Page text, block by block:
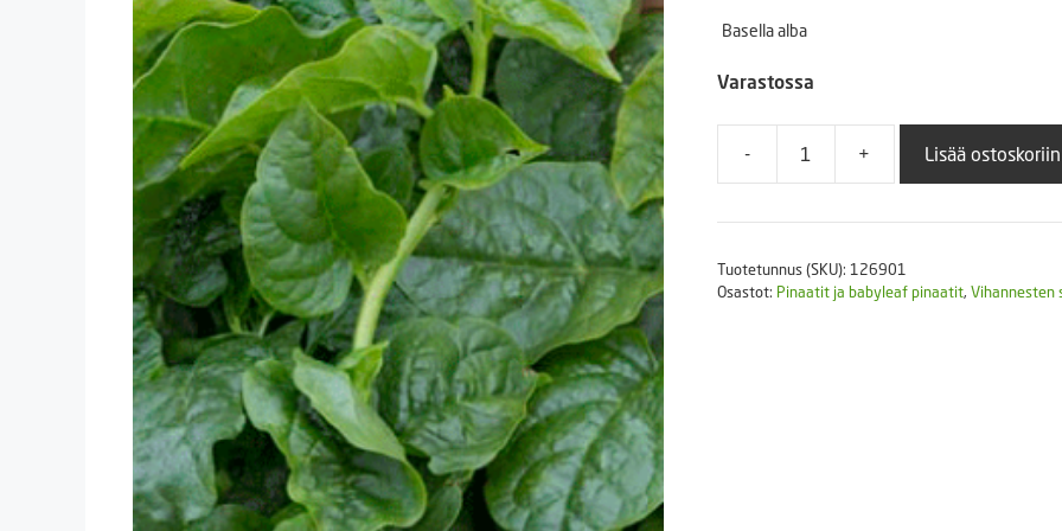
Basella alba
Varastossa
-
Malabaripinaatti
Green'
g
+ Lisää ostoskoriin
Tuotetunnus (SKU): 126901
Osastot: Pinaatit ja babyleaf pinaatit, Vihannesten